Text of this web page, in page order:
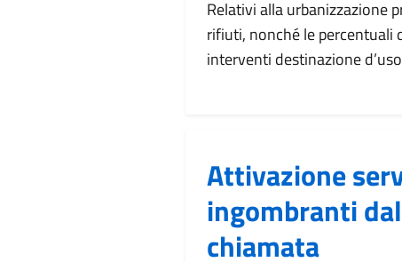
Relativi alla urbanizzazione
rifiuti, nonché le percentuali
interventi destinazione
Attivazione
ingombranti
chiamata